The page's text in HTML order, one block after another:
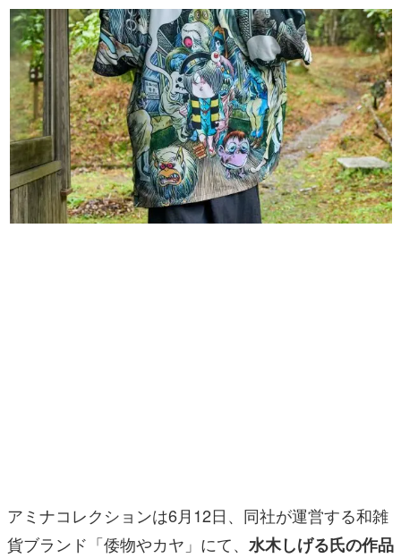
ゲーム世代の作家たち
ゲームに多大な影響を受けた作家さんに取材し、ゲームが
日本のコンテンツ産業やカルチャーに与えた影響を探る企
画です。
日本モバイルゲーム産業史
日本のモバイルゲーム史における主要なトピック・タイト
ルを網羅するほか、開発者へのインタビューや識者による
解説を掲載。約20年の歴史が一望できる決定版！
若ゲのいたり〜ゲームクリエイターの青春〜
『うつヌケ』『ペンと箸』等で知られるマンガ家・田中圭
一先生によるゲーム業界レポートマンガです。
アプリレビュー
アミナコレクションは6月12日、同社が運営する和雑
貨ブランド「倭物やカヤ」にて、 水木しげる氏の作品